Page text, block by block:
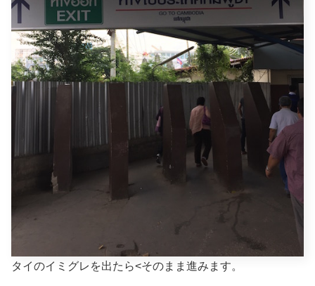
タイのイミグレを出たら<そのまま進みます。